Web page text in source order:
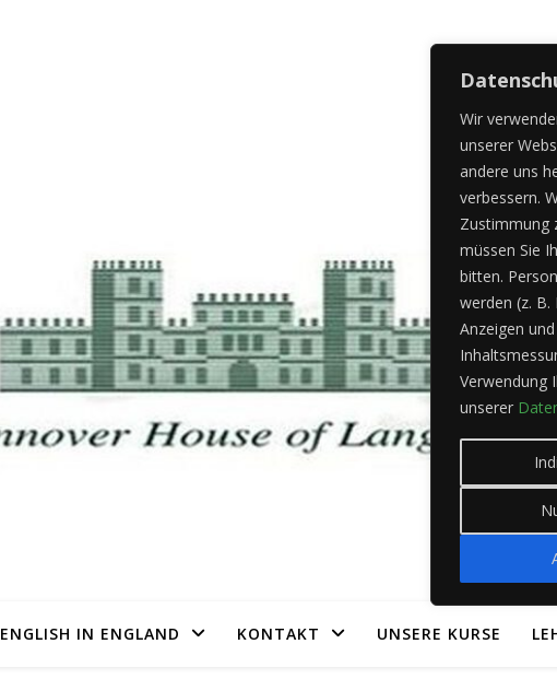
Wir
unserer
andere uns
verbessern.
Zustimmung
müssen Sie
bitten.
werden (z. B.
Anzeigen
Verwendung
unserer
ENGLISH IN ENGLAND KONTAKT UNSERE KURSE